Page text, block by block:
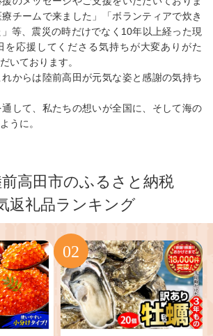
チームで来ました」「ボランティアで炊き
等、震災の時だけでなく10年以上経った現
を応援してくださる気持ちが大変ありがた
いております。
からは陸前高田が元気な姿と感謝の気持ち
して、私たちの想いが全国に、そして海の
うに。
高田市のふるさと納税
返礼品ランキング